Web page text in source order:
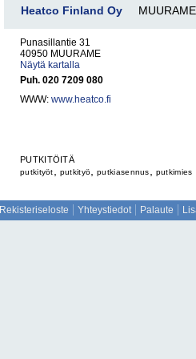
Heatco Finland Oy MUURAME
Punasillantie 31
40950 MUURAME
Näytä kartalla
Puh. 020 7209 080
WWW: www.heatco.fi
PUTKITÖITÄ
putkityöt putkityö ,putkiasennus putkimies
Rekisteriseloste Yhteystiedot Palaute